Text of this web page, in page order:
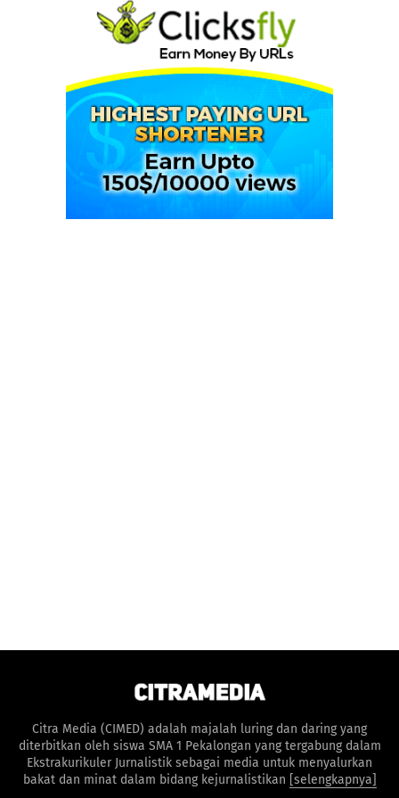
Citra Media (CIMED) adalah majalah luring dan daring yang
diterbitkan oleh siswa SMA 1 Pekalongan yang tergabung dalam
Ekstrakurikuler Jurnalistik sebagai media untuk menyalurkan
bakat dan minat dalam bidang kejurnalistikan [selengkapnya]